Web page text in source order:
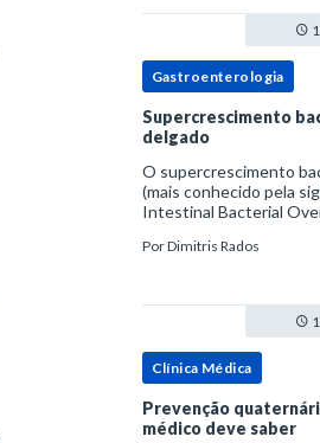
Gastroenterologia
Supercrescimento
delgado
O supercrescimento
(mais conhecido pela
Intestinal Bacterial
específica de disbiose
PorDimitris Rados
Clínica Médica
Prevenção
médico deve saber